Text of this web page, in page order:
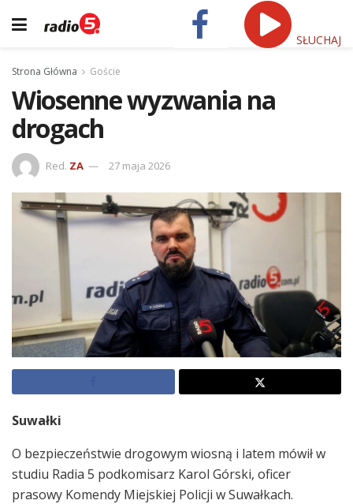
SŁUCHAJ
Strona Główna Goście
Wiosenne wyzwania na
drogach
Red. ZA 27 maja 2026
Suwałki
O bezpieczeństwie drogowym wiosną i latem mówił w
studiu Radia 5 podkomisarz Karol Górski, oficer
prasowy Komendy Miejskiej Policji w Suwałkach.